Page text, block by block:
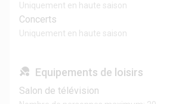
Uniquement en haute saison
Concerts
Uniquement en haute saison
Equipements de loisirs
Salon de télévision